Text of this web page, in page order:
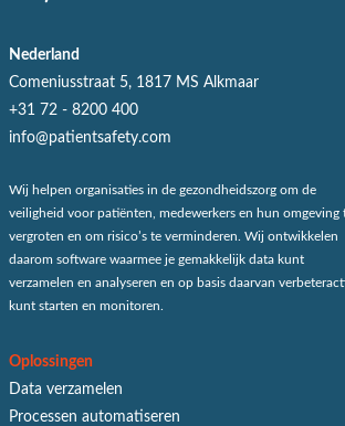
Nederland
Comeniusstraat 5, 1817 MS Alkmaar
+31 72 - 8200 400
info@patientsafety.com
Wij helpen organisaties in de gezondheidszorg om de
veiligheid voor patiënten, medewerkers en hun omgeving
vergroten en om risico’s te verminderen. Wij ontwikkelen
daarom software waarmee je gemakkelijk data kunt
verzamelen en analyseren en op basis daarvan
kunt starten en monitoren.
Oplossingen
Data verzamelen
Processen automatiseren